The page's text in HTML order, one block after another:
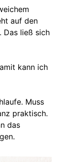
auf den
Das ließ sich
kann ich
Muss
praktisch.
das